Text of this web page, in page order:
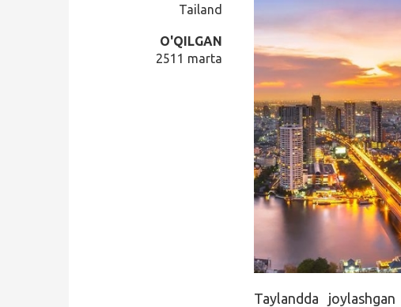
Tailand
O'QILGAN
2511 marta
Taylandda joylashgan